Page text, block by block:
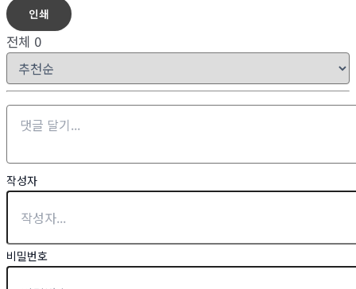
인쇄
전체 0
작성자
비밀번호